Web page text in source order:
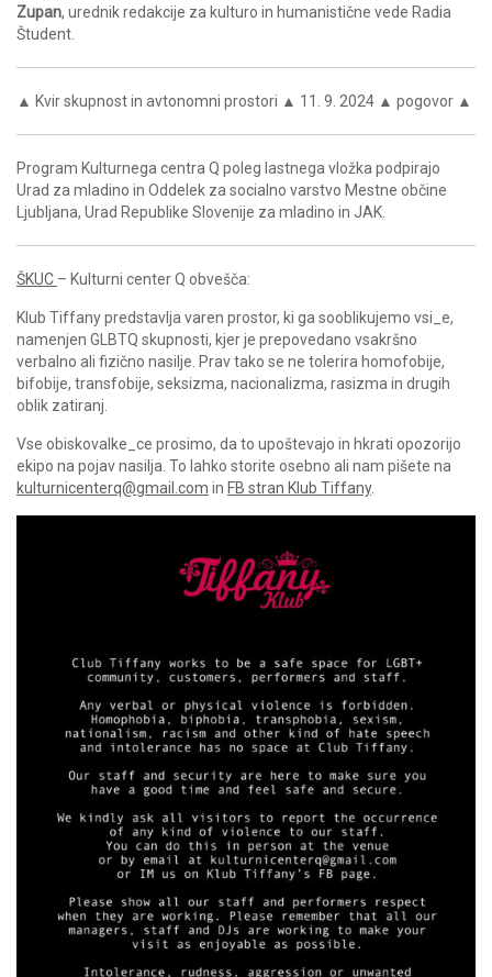
Zupan, urednik redakcije za kulturo in humanistične vede Radia
Študent.
▲ Kvir skupnost in avtonomni prostori ▲ 11. 9. 2024 ▲ pogovor ▲
Program Kulturnega centra Q poleg lastnega vložka podpirajo
Urad za mladino in Oddelek za socialno varstvo Mestne občine
Ljubljana, Urad Republike Slovenije za mladino in JAK.
ŠKUC – Kulturni center Q obvešča:
Klub Tiffany predstavlja varen prostor, ki ga sooblikujemo vsi_e,
namenjen GLBTQ skupnosti, kjer je prepovedano vsakršno
verbalno ali fizično nasilje. Prav tako se ne tolerira homofobije,
bifobije, transfobije, seksizma, nacionalizma, rasizma in drugih
oblik zatiranj.
Vse obiskovalke_ce prosimo, da to upoštevajo in hkrati opozorijo
ekipo na pojav nasilja. To lahko storite osebno ali nam pišete na
kulturnicenterq@gmail.com in FB stran Klub Tiffany.